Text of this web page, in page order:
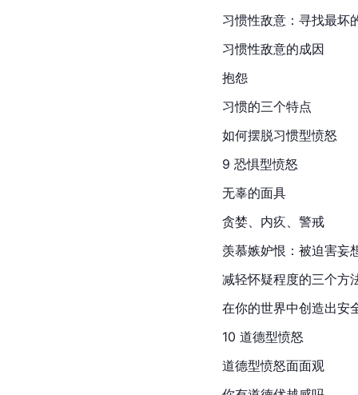
习惯性敌意：寻找最坏
习惯性敌意的成因
抱怨
习惯的三个特点
如何摆脱习惯型愤怒
9 恐惧型愤怒
无辜的面具
贪婪、内疚、警戒
羡慕嫉妒恨：被迫害妄
减轻怀疑程度的三个方
在你的世界中创造出安
10 道德型愤怒
道德型愤怒面面观